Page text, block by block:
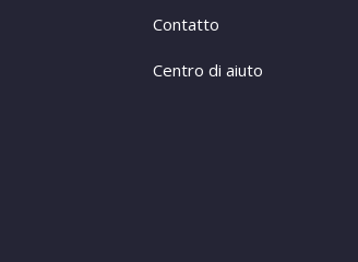
Contatto
Centro di aiuto